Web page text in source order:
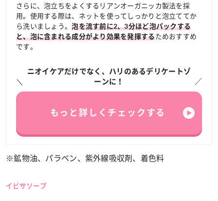
さらに、泡立ちをよくするリアンオーガニッカ製法を採
用。使用する際は、ネットを使ってしっかりと泡立ててか
ら洗いましょう。泡を流す前に2、3分ほど泡パックする
と、泡に含まれる成分がより効果を発揮するためおすすめ
です。
ニオイケアだけでなく、ハリのあるデリケートゾ
ーンに！
もっと詳しくチェックする
※鉱物油、パラベン、紫外線吸収剤、着色料
イビサソープ